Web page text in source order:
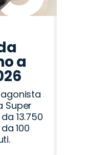
a
Super
13.750
100